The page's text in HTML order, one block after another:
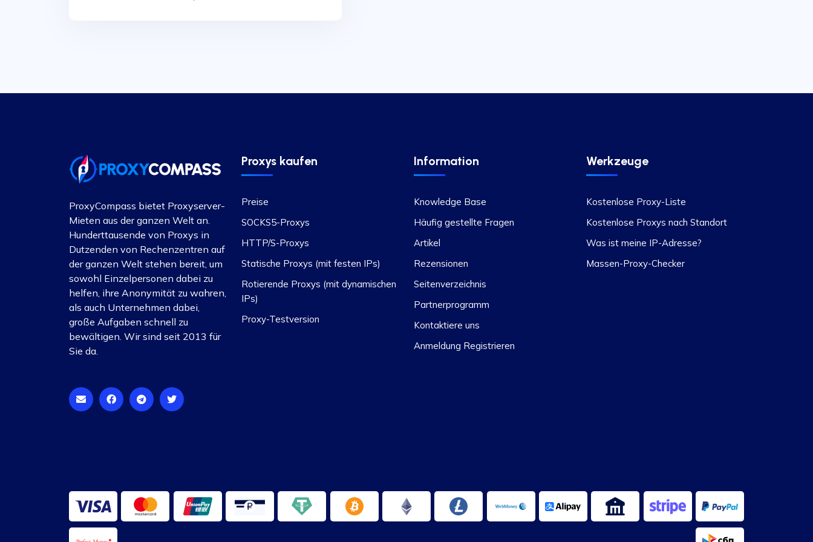
ProxyCompass bietet Proxyserver-
Mieten aus der ganzen Welt an.
Hunderttausende von Proxys in
Dutzenden von Rechenzentren auf
der ganzen Welt stehen bereit, um
sowohl Einzelpersonen dabei zu
helfen, ihre Anonymität zu wahren,
als auch Unternehmen dabei,
große Aufgaben schnell zu
bewältigen. Wir sind seit 2013 für
Sie da.
Proxys kaufen
Preise
SOCKS5-Proxys
HTTP/S-Proxys
Statische Proxys (mit festen IPs)
Rotierende Proxys (mit dynamischen
IPs)
Proxy-Testversion
Information
Knowledge Base
Häufig gestellte Fragen
Artikel
Rezensionen
Seitenverzeichnis
Partnerprogramm
Kontaktiere uns
Anmeldung Registrieren
Werkzeuge
Kostenlose Proxy-Liste
Kostenlose Proxys nach Standort
Was ist meine IP-Adresse?
Massen-Proxy-Checker